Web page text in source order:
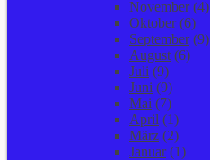
November(4)
Oktober(6)
September(9)
August (6)
Juli (9)
Juni (9)
Mai (7)
April (1)
März (2)
Januar(1)